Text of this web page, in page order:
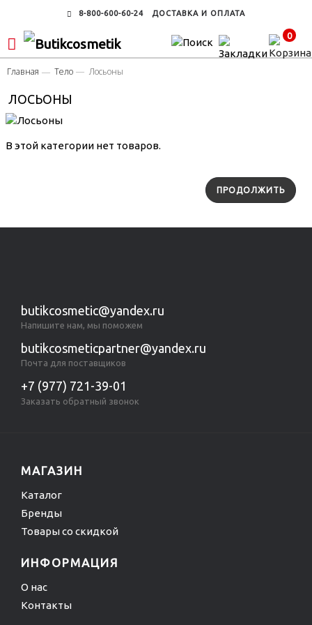
8-800-600-60-24 ДОСТАВКА И ОПЛАТА
0
Главная Тело Лосьоны
ЛОСЬОНЫ
В этой категории нет товаров.
ПРОДОЛЖИТЬ
butikcosmetic@yandex.ru
Напишите нам, мы поможем
butikcosmeticpartner@yandex.ru
Почта для поставщиков
+7 (977) 721-39-01
Заказать обратный звонок
МАГАЗИН
Каталог
Бренды
Товары со скидкой
ИНФОРМАЦИЯ
О нас
Контакты